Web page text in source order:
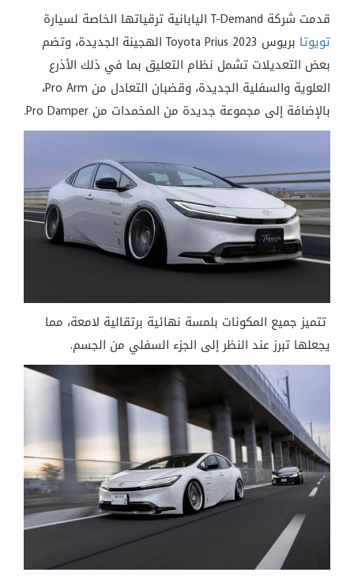
قدمت شركة T-Demand اليابانية ترقياتها الخاصة لسيارة
تويوتا
بريوس Toyota Prius 2023 الهجينة الجديدة، وتضم
بعض التعديلات تشمل نظام التعليق بما في ذلك الأذرع
العلوية والسفلية الجديدة، وقضبان التعادل من Pro Arm،
بالإضافة إلى مجموعة جديدة من المخمدات من Pro Damper.
تتميز جميع المكونات بلمسة نهائية برتقالية لامعة، مما
يجعلها تبرز عند النظر إلى الجزء السفلي من الجسم.